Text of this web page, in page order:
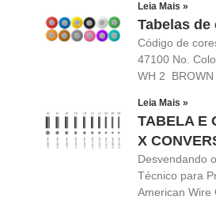
Leia Mais »
Tabelas
Código de
47100 No.
WH 2 BROWN
Leia Mais »
TABELA E
X
Desvendando
Técnico para
American Wire